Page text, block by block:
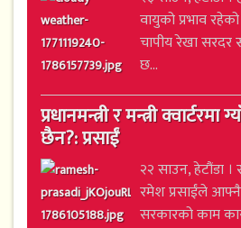
वायुको प्रभाव
चापीय रेखा
छ...
प्रधानमन्त्री र मन्त्री
छैन?: प्रसाईं
२२ साउन, हेटौंडा ।
रमेश प्रसाईंले आफ्नै
सरकारको काम